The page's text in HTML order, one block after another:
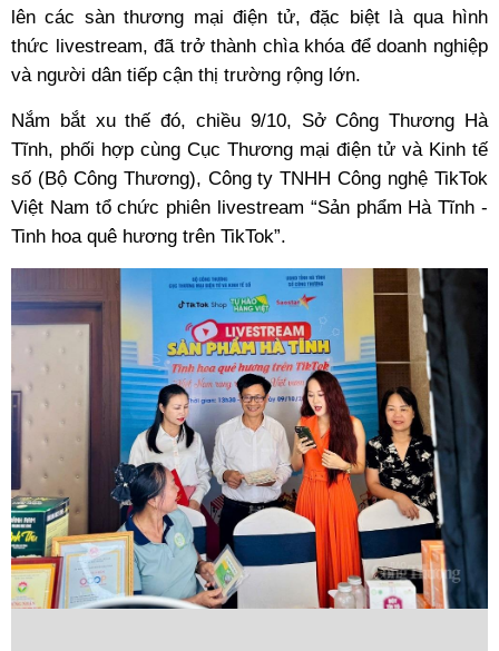
lên các sàn thương mại điện tử, đặc biệt là qua hình
thức livestream, đã trở thành chìa khóa để doanh nghiệp
và người dân tiếp cận thị trường rộng lớn.
Nắm bắt xu thế đó, chiều 9/10, Sở Công Thương Hà
Tĩnh, phối hợp cùng Cục Thương mại điện tử và Kinh tế
số (Bộ Công Thương), Công ty TNHH Công nghệ TikTok
Việt Nam tổ chức phiên livestream “Sản phẩm Hà Tĩnh -
Tinh hoa quê hương trên TikTok”.